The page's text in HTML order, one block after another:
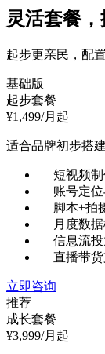
灵活套餐，
起步更亲民，配
基础版
起步套餐
¥1,499/月起
适合品牌初步搭
短视频制
账号定
脚本+拍
月度数
信息流
直播带
立即咨询
推荐
成长套餐
¥3,999/月起